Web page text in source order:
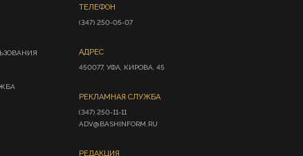
ТЕЛЕФОН
(347) 250-05-07
АДРЕС
450077, УФА, КИРОВА, 45
РЕКЛАМНАЯ СЛУЖБА
(347) 250-11-11
ADV@BASHINFORM.RU
РЕДАКЦИЯ